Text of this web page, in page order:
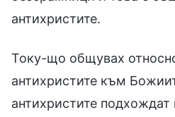
антихристите.
Току-що общувах
антихристите към
антихристите